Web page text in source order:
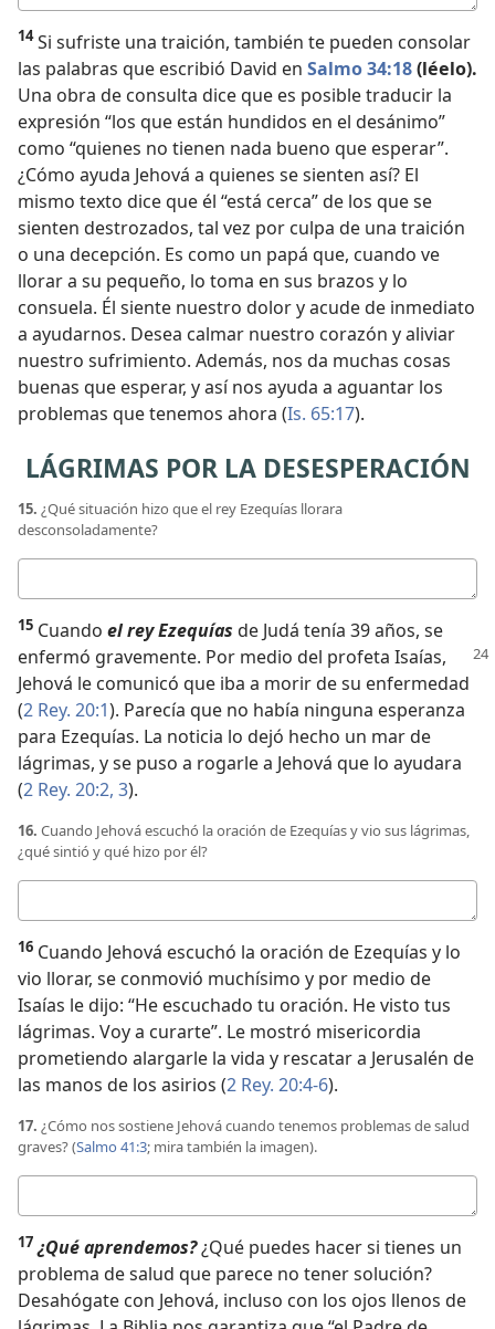
14Si sufriste una traición, también te pueden consolar
las palabras que escribió David en Salmo 34:18(léelo).
Una obra de consulta dice que es posible traducir la
expresión “los que están hundidos en el desánimo”
como “quienes no tienen nada bueno que esperar”.
¿Cómo ayuda Jehová a quienes se sienten así? El
mismo texto dice que él “está cerca” de los que se
sienten destrozados, tal vez por culpa de una traición
o una decepción. Es como un papá que, cuando ve
llorar a su pequeño, lo toma en sus brazos y lo
consuela. Él siente nuestro dolor y acude de inmediato
a ayudarnos. Desea calmar nuestro corazón y aliviar
nuestro sufrimiento. Además, nos da muchas cosas
buenas que esperar, y así nos ayuda a aguantar los
problemas que tenemos ahora (Is. 65:17).
LÁGRIMAS POR LA DESESPERACIÓN
15. ¿Qué situación hizo que el rey Ezequías llorara
desconsoladamente?
15 Cuando el rey Ezequías de Judá tenía 39 años, se
enfermó gravemente. Por medio del profeta Isaías,
Jehová le comunicó que iba a morir de su enfermedad
(2 Rey. 20:1). Parecía que no había ninguna esperanza
para Ezequías. La noticia lo dejó hecho un mar de
lágrimas, y se puso a rogarle a Jehová que lo ayudara
(2 Rey. 20:2, 3).
16. Cuando Jehová escuchó la oración de Ezequías y vio sus lágrimas,
¿qué sintió y qué hizo por él?
16 Cuando Jehová escuchó la oración de Ezequías y lo
vio llorar, se conmovió muchísimo y por medio de
Isaías le dijo: “He escuchado tu oración. He visto tus
lágrimas. Voy a curarte”. Le mostró misericordia
prometiendo alargarle la vida y rescatar a Jerusalén de
las manos de los asirios (2 Rey. 20:4-6).
17. ¿Cómo nos sostiene Jehová cuando tenemos problemas de salud
graves? (Salmo 41:3; mira también la imagen).
17 ¿Qué aprendemos?¿Qué puedes hacer si tienes un
problema de salud que parece no tener solución?
Desahógate con Jehová, incluso con los ojos llenos de